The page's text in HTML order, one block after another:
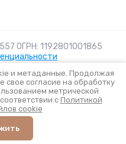
ОГРН: 1192801001865
и метаданные. Продолжая
свое согласие на обработку
метрической
с Политикой
cookie